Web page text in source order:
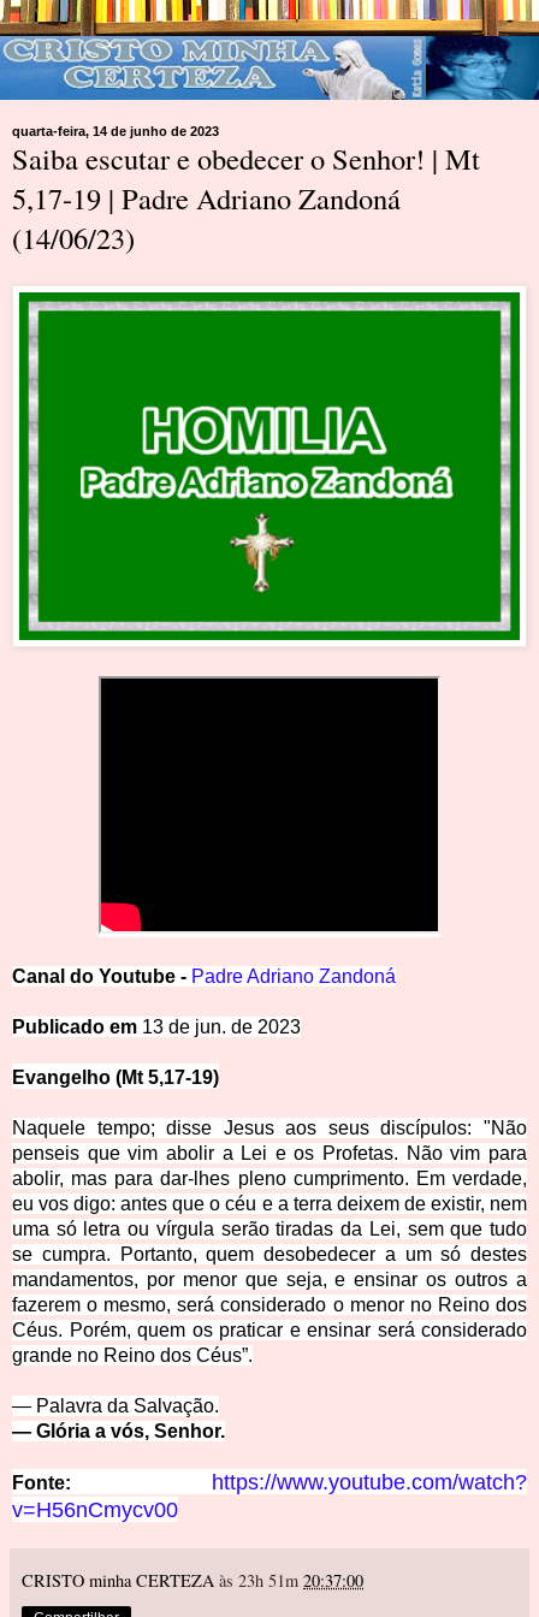
quarta-feira, 14 de junho de 2023
Saiba escutar e obedecer o Senhor! | Mt
5,17-19 | Padre Adriano Zandoná
(14/06/23)
Canal do Youtube - Padre Adriano Zandoná
Publicado em 13 de jun. de 2023
Evangelho (Mt 5,17-19)
Naquele tempo; disse Jesus aos seus discípulos: "Não
penseis que vim abolir a Lei e os Profetas. Não vim para
abolir, mas para dar-lhes pleno cumprimento. Em verdade,
eu vos digo: antes que o céu e a terra deixem de existir, nem
uma só letra ou vírgula serão tiradas da Lei, sem que tudo
se cumpra. Portanto, quem desobedecer a um só destes
mandamentos, por menor que seja, e ensinar os outros a
fazeremo mesmo, será considerado o menor no Reino dos
Céus. Porém, quem os praticar e ensinar será considerado
grande no Reino dos Céus”.
— Palavra da Salvação.
— Glória a vós, Senhor.
Fonte:
https://www.youtube.com/watch?
v=H56nCmycv00
CRISTO minha CERTEZA às 23h 51m 20:37:00